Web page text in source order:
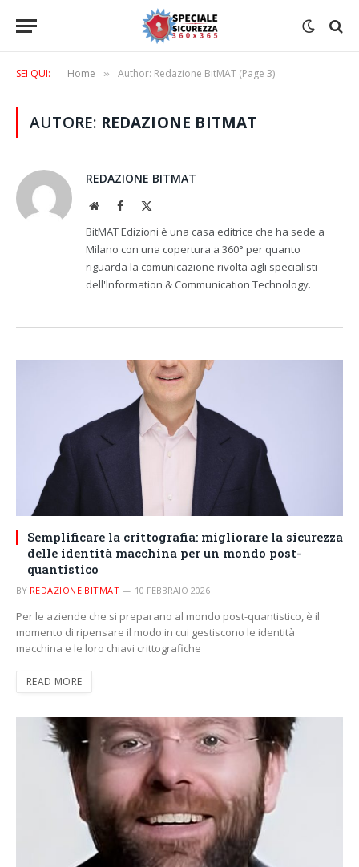
SEI QUI: Home » Author: Redazione BitMAT (Page 3)
AUTORE: REDAZIONE BITMAT
REDAZIONE BITMAT
WebsiteFacebook
BitMAT Edizioni è una casa editrice che ha sede a
Milano con una copertura a 360° per quanto
riguarda la comunicazione rivolta agli specialisti
dell'lnformation & Communication Technology.
Semplificare la crittografia: migliorare la sicurezza
delle identità macchina per un mondo post-
quantistico
BY REDAZIONE BITMAT 10 FEBBRAIO 2026
Per le aziende che si preparano al mondo post-quantistico, è il
momento di ripensare il modo in cui gestiscono le identità
macchina e le loro chiavi crittografiche
READ MORE